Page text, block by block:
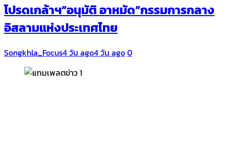
โปรดเกล้าฯ”อนุมัติ อาหมัด”กรรมการกลาง
อิสลามแห่งประเทศไทย
Songkhla_Focus4 วัน ago4 วัน ago0